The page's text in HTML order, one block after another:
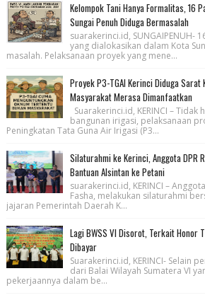
Kelompok Tani Hanya Formalitas, 16
Sungai Penuh Diduga Bermasalah
suarakerinci.id, SUNGAIPENUH-
yang dialokasikan dalam Kota
masalah. Pelaksanaan proyek yang mene...
Proyek P3-TGAI Kerinci Diduga Sarat
Masyarakat Merasa Dimanfaatkan
Suarakerinci.id, KERINCI – Tidak
bangunan irigasi, pelaksanaan
Peningkatan Tata Guna Air Irigasi (P3...
Silaturahmi ke Kerinci, Anggota DPR
Bantuan Alsintan ke Petani
suarakerinci.id, KERINCI –
Fasha, melakukan silaturahmi
jajaran Pemerintah Daerah K...
Lagi BWSS VI Disorot, Terkait Honor
Dibayar
Suarakerinci.id, KERINCI- Selain
dari Balai Wilayah Sumatera VI
pekerjaannya dalam be...